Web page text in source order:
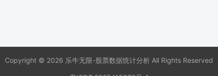
Copyright © 2026 乐牛无限-股票数据统计分析 All Rights Reserved